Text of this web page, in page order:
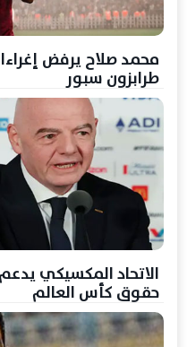
محمد صلاح يرفض
طرابزون سبور
الاتحاد المكسيكي
حقوق كأس العالم